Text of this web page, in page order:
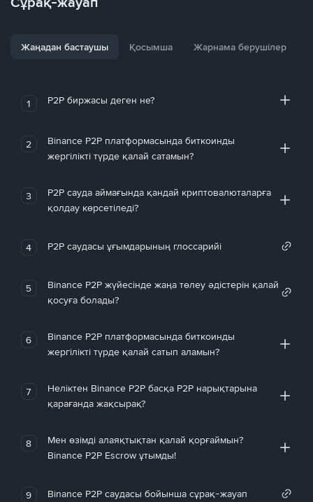
Жаңадан бастаушы Қосымша Жарнама берушілер
1 P2P биржасы деген не?
2
Binance P2P платформасында биткоинды
жергілікті түрде қалай сатамын?
3
P2P сауда аймағында қандай криптовалюталарға
қолдау көрсетіледі?
4 P2P саудасы ұғымдарының глоссарийі
5
Binance P2P жүйесінде жаңа төлеу әдістерін қалай
қосуға болады?
6
Binance P2P платформасында биткоинды
жергілікті түрде қалай сатып аламын?
7
Неліктен Binance P2P басқа P2P нарықтарына
қарағанда жақсырақ?
8
Мен өзімді алаяқтықтан қалай қорғаймын?
Binance P2P Escrow ұтымды!
9 Binance P2P саудасы бойынша сұрақ-жауап